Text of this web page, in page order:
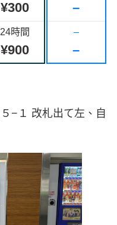
¥300
24時間
¥900
–
–
–
−１ 改札出て左、自